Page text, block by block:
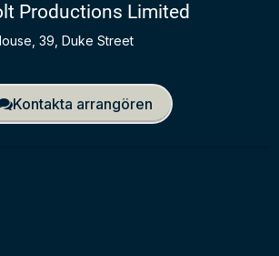
Productions Limited
39, Duke Street
Kontakta arrangören